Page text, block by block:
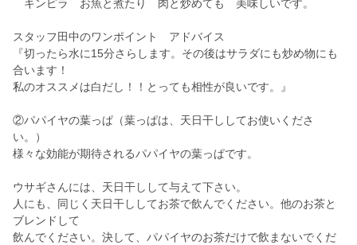
キンピラ お魚と煮たり 肉と炒めても 美味しいです。
スタッフ田中のワンポイント アドバイス
『切ったら水に15分さらします。その後はサラダにも炒め物にも
合います！
私のオススメは白だし！！とっても相性が良いです。』
②パパイヤの葉っぱ（葉っぱは、天日干ししてお使いくださ
い。）
様々な効能が期待されるパパイヤの葉っぱです。
ウサギさんには、天日干しして与えて下さい。
人にも、同じく天日干ししてお茶で飲んでください。他のお茶と
ブレンドして
飲んでください。決して、パパイヤのお茶だけで飲まないでくだ